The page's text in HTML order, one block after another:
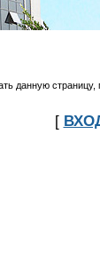
данную страницу,
[